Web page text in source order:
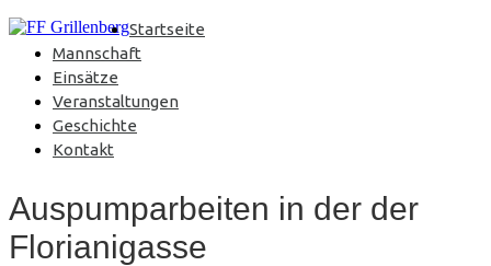
Startseite
Mannschaft
Einsätze
Veranstaltungen
Geschichte
Kontakt
Auspumparbeiten in der der
Florianigasse